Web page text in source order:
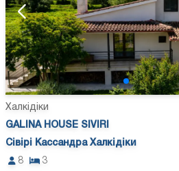
Халкідіки
GALINA HOUSE SIVIRI
Сівірі Кассандра Халкідіки
8
3